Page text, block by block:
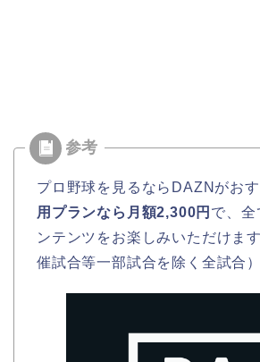
プロ野球を見るならDAZNがおす
用プランなら月額2,300円 で、全
ンテンツをお楽しみいただけま
催試合等一部試合を除く全試合）